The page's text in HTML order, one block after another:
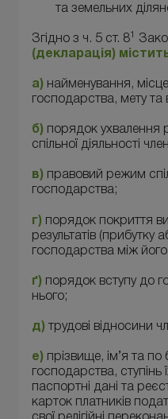
та земельних
Згідно з ч. 5 ст. 81
(декларація)
а) найменування,
господарства, мету та
б) порядок ухвалення
спільної діяльності
в) правовий режим
господарства;
г) порядок покриття
результатів (прибутку
господарства між
ґ) порядок вступу до
нього;
д) трудові відносини
е) прізвище, ім’я та по
господарства, ступінь
паспортні дані та
карток платників